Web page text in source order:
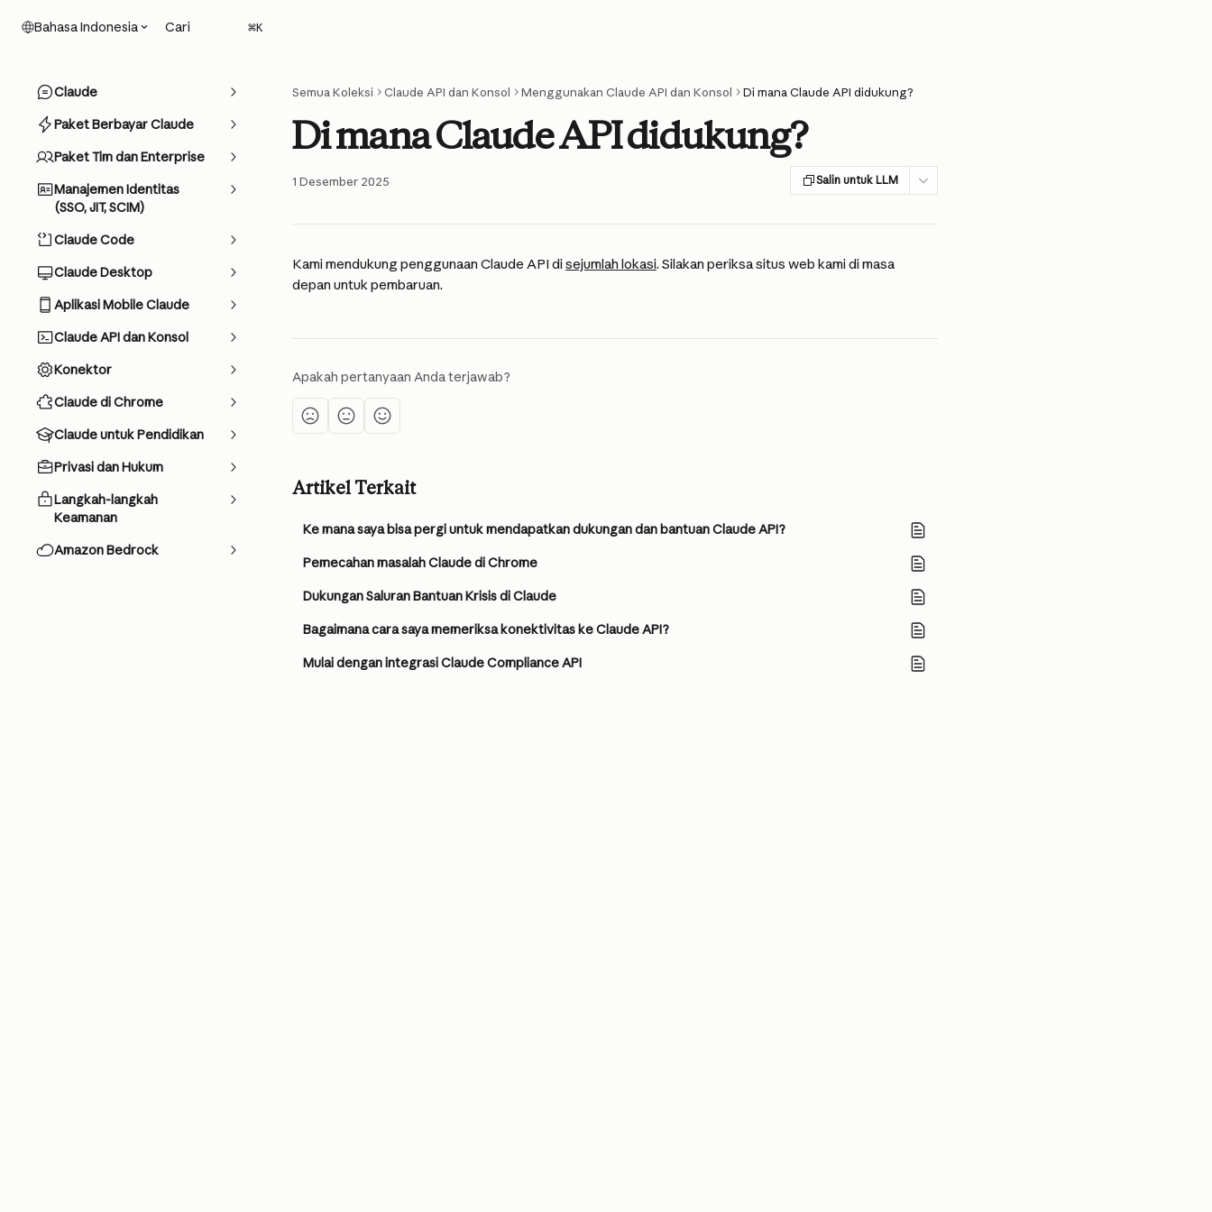
Bahasa Indonesia Cari ⌘K
Claude
Paket Berbayar Claude
Paket Tim dan Enterprise
Manajemen Identitas
(SSO, JIT, SCIM)
Claude Code
Claude Desktop
Aplikasi Mobile Claude
Claude API dan Konsol
Konektor
Claude di Chrome
Claude untuk Pendidikan
Privasi dan Hukum
Langkah-langkah
Keamanan
Amazon Bedrock
Semua Koleksi Claude API dan Konsol Menggunakan Claude API dan Konsol Di mana Claude API didukung?
Di mana Claude API didukung?
1 Desember 2025 Salin untuk LLM
Kami mendukung penggunaan Claude API di sejumlah lokasi. Silakan periksa situs web kami di masa
depan untuk pembaruan.
Apakah pertanyaan Anda terjawab?
Artikel Terkait
Ke mana saya bisa pergi untuk mendapatkan dukungan dan bantuan Claude API?
Pemecahan masalah Claude di Chrome
Dukungan Saluran Bantuan Krisis di Claude
Bagaimana cara saya memeriksa konektivitas ke Claude API?
Mulai dengan integrasi Claude Compliance API